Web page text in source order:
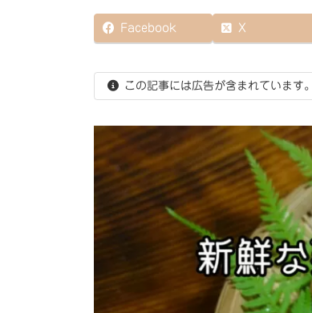
更
新
:
Facebook X
この記事には広告が含まれています。